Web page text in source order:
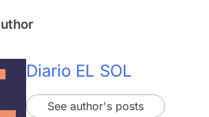
Diario EL SOL
See author's posts